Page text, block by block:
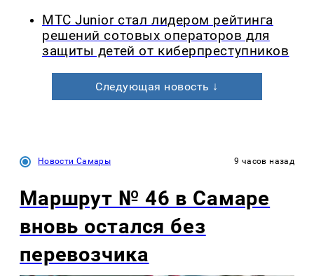
МТС Junior стал лидером рейтинга
решений сотовых операторов для
защиты детей от киберпреступников
Следующая новость ↓
Новости Самары 9 часов назад
Маршрут № 46 в Самаре
вновь остался без
перевозчика